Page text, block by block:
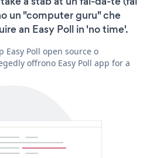
un "computer guru" che
an Easy Poll in 'no time'.
Poll open source o
offrono Easy Poll app for a